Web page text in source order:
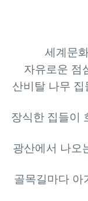
세계문
자유로운 점
산비탈 나무 집
장식한 집들이
광산에서 나오
골목길마다 아